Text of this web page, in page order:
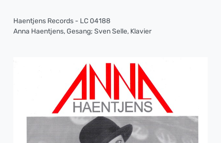
Haentjens Records - LC 04188
Anna Haentjens, Gesang; Sven Selle, Klavier